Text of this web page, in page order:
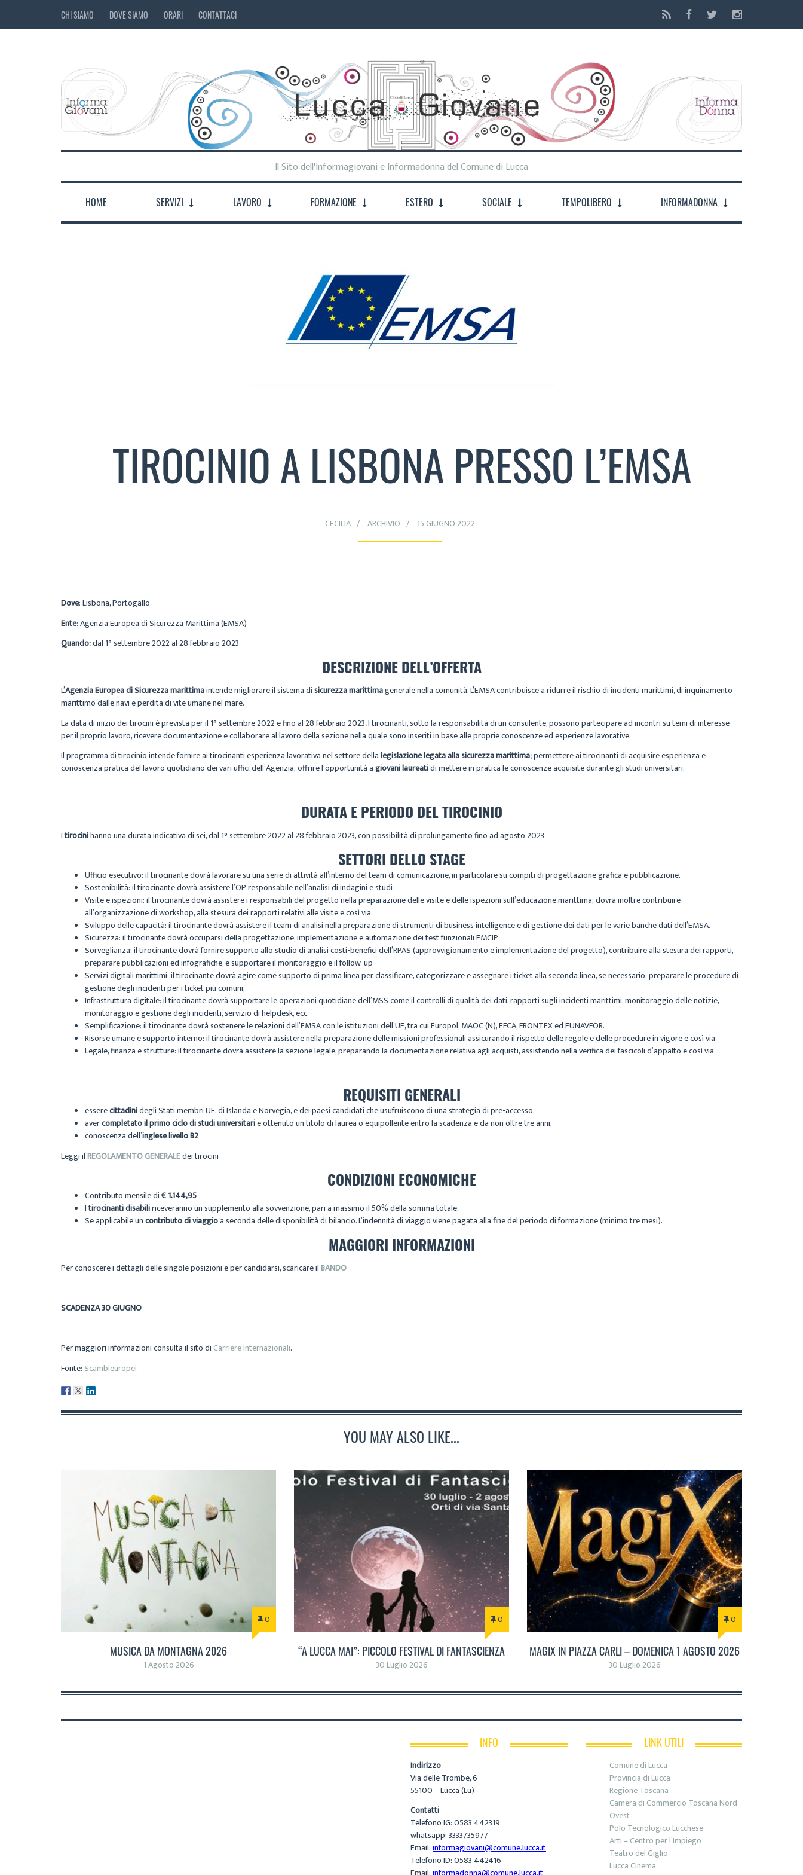
CHI SIAMO DOVE SIAMO ORARI CONTATTACI
Il Sito dell'Informagiovani e Informadonna del Comune di Lucca
HOME SERVIZI LAVORO FORMAZIONE ESTERO SOCIALE TEMPOLIBERO INFORMADONNA
TIROCINIO A LISBONA PRESSO L’EMSA
CECILIA ARCHIVIO 15 GIUGNO 2022
Dove: Lisbona, Portogallo
Ente: Agenzia Europea di Sicurezza Marittima (EMSA)
Quando:dal 1° settembre 2022 al 28 febbraio 2023
DESCRIZIONE DELL’OFFERTA
L’Agenzia Europea di Sicurezza marittimaintende migliorare il sistema disicurezza marittimagenerale nella comunità. L’EMSA contribuisce a ridurre il rischio di incidenti marittimi, di inquinamento
marittimo dalle navi e perdita di vite umane nel mare.
La data di inizio dei tirocini è prevista per il 1° settembre 2022 e fino al 28 febbraio 2023.I tirocinanti, sotto la responsabilità di un consulente, possono partecipare ad incontri su temi di interesse
per il proprio lavoro, ricevere documentazione e collaborare al lavoro della sezione nella quale sono inseriti in base alle proprie conoscenze ed esperienze lavorative.
Il programma di tirocinio intende fornire ai tirocinanti esperienza lavorativa nel settore dellalegislazione legata alla sicurezza marittima;permettere ai tirocinanti di acquisire esperienza e
conoscenza pratica del lavoro quotidiano dei vari uffici dell’Agenzia; offrire l’opportunità agiovani laureatidi mettere in pratica le conoscenze acquisite durante gli studi universitari.
DURATA E PERIODO DEL TIROCINIO
Itirocinihanno una durata indicativa di sei, dal 1° settembre 2022 al 28 febbraio 2023, con possibilità di prolungamento fino ad agosto 2023
SETTORI DELLO STAGE
Ufficio esecutivo: il tirocinante dovrà lavorare su una serie di attività all’interno del team di comunicazione, in particolare su compiti di progettazione grafica e pubblicazione.
Sostenibilità: il tirocinante dovrà assistere l’OP responsabile nell’analisi di indagini e studi
Visite e ispezioni: il tirocinante dovrà assistere i responsabili del progetto nella preparazione delle visite e delle ispezioni sull’educazione marittima; dovrà inoltre contribuire
all’organizzazione di workshop, alla stesura dei rapporti relativi alle visite e così via
Sviluppo delle capacità: il tirocinante dovrà assistere il team di analisi nella preparazione di strumenti di business intelligence e di gestione dei dati per le varie banche dati dell’EMSA.
Sicurezza: il tirocinante dovrà occuparsi della progettazione, implementazione e automazione dei test funzionali EMCIP
Sorveglianza: il tirocinante dovrà fornire supporto allo studio di analisi costi-benefici dell’RPAS (approvvigionamento e implementazione del progetto), contribuire alla stesura dei rapporti,
preparare pubblicazioni ed infografiche, e supportare il monitoraggio e il follow-up
Servizi digitali marittimi: il tirocinante dovrà agire come supporto di prima linea per classificare, categorizzare e assegnare i ticket alla seconda linea, se necessario; preparare le procedure di
gestione degli incidenti per i ticket più comuni;
Infrastruttura digitale: il tirocinante dovrà supportare le operazioni quotidiane dell’MSS come il controlli di qualità dei dati, rapporti sugli incidenti marittimi, monitoraggio delle notizie,
monitoraggio e gestione degli incidenti, servizio di helpdesk, ecc.
Semplificazione: il tirocinante dovrà sostenere le relazioni dell’EMSA con le istituzioni dell’UE, tra cui Europol, MAOC (N), EFCA, FRONTEX ed EUNAVFOR.
Risorse umane e supporto interno: il tirocinante dovrà assistere nella preparazione delle missioni professionali assicurando il rispetto delle regole e delle procedure in vigore e così via
Legale, finanza e strutture: il tirocinante dovrà assistere la sezione legale, preparando la documentazione relativa agli acquisti, assistendo nella verifica dei fascicoli d’appalto e così via
REQUISITI GENERALI
esserecittadinidegli Stati membri UE, di Islanda e Norvegia, e dei paesi candidati che usufruiscono di una strategia di pre-accesso.
avercompletato il primo ciclo di studiuniversitarie ottenuto un titolo di laurea o equipollente entro la scadenza e da non oltre tre anni;
conoscenza dell’inglese livello B2
Leggi ilREGOLAMENTO GENERALEdei tirocini
CONDIZIONI ECONOMICHE
Contributo mensile di€ 1.144,95
Itirocinanti disabiliriceveranno un supplemento alla sovvenzione, pari a massimo il 50% della somma totale.
Se applicabile uncontributo di viaggioa seconda delle disponibilità di bilancio. L’indennità di viaggio viene pagata alla fine del periodo di formazione (minimo tre mesi).
MAGGIORI INFORMAZIONI
Per conoscere i dettagli delle singole posizioni e per candidarsi, scaricare ilBANDO
SCADENZA 30 GIUGNO
Per maggiori informazioni consulta il sito di Carriere Internazionali.
Fonte: Scambieuropei
YOU MAY ALSO LIKE...
0
MUSICA DA MONTAGNA 2026
1 Agosto 2026
0
“A LUCCA MAI”: PICCOLO FESTIVAL DI FANTASCIENZA
30 Luglio 2026
0
MAGIX IN PIAZZA CARLI – DOMENICA 1 AGOSTO 2026
30 Luglio 2026
INFO
Indirizzo
Via delle Trombe, 6
55100 – Lucca (Lu)
Contatti
Telefono IG: 0583 442319
whatsapp: 3333735977
Email:informagiovani@comune.lucca.it
Telefono ID: 0583 442416
LINK UTILI
Comune di Lucca
Provincia di Lucca
Regione Toscana
Camera di Commercio Toscana Nord-
Ovest
Polo Tecnologico Lucchese
Arti – Centro per l’Impiego
Teatro del Giglio
Lucca Cinema